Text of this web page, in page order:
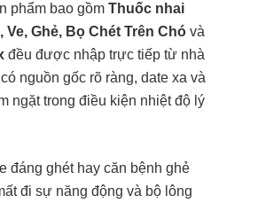
phẩm bao gồm Thuốc nhai
Ve, Ghẻ, Bọ Chét Trên Chó và
đều được nhập trực tiếp từ nhà
nguồn gốc rõ ràng, date xa và
ngặt trong điều kiện nhiệt độ lý
đáng ghét hay căn bệnh ghẻ
đi sự năng động và bộ lông